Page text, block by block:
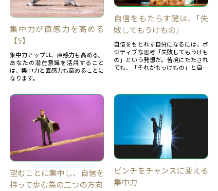
集中力が直感力を高める
【5】
集中力アップは、直感力も高める。
あなたの潜在意識を活用すること
は、集中力と直感力も高めることに
なります。
自信をもたらす鍵は、｢失
敗してもうけもの」
自信をもとれす自分になるには、ポ
ジティブな思考「失敗してもうけも
の」という発想だ。苦境にたたされ
ても、「それがもっけもの」と自然
てる人の３つの力を紹介します。
望むことに集中し、自信を
持って歩む為の二つの方向
ピンチをチャンスに変える
集中力